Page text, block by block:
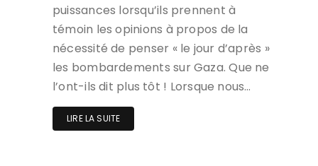
puissances lorsqu’ils prennent à
témoin les opinions à propos de la
nécessité de penser « le jour d’après »
les bombardements sur Gaza. Que ne
l’ont-ils dit plus tôt ! Lorsque nous…
LIRE LA SUITE